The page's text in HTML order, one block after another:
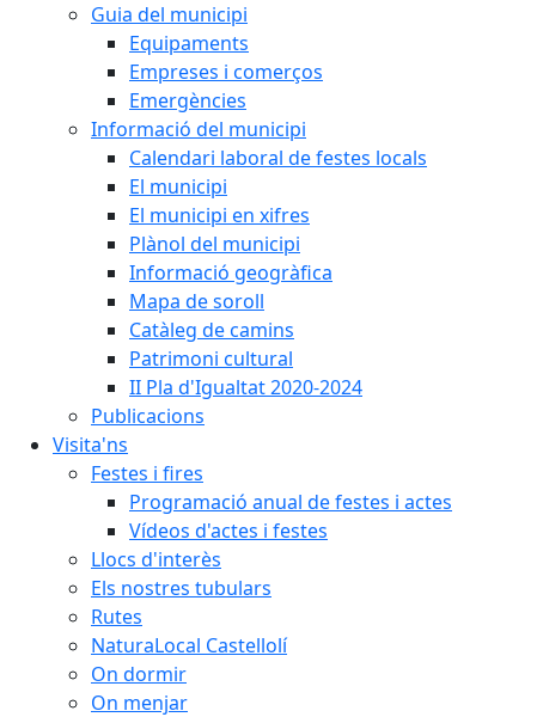
Guia del municipi
Equipaments
Empreses i comerços
Emergències
Informació del municipi
Calendari laboral de festes locals
El municipi
El municipi en xifres
Plànol del municipi
Informació geogràfica
Mapa de soroll
Catàleg de camins
Patrimoni cultural
II Pla d'Igualtat 2020-2024
Publicacions
Visita'ns
Festes i fires
Programació anual de festes i actes
Vídeos d'actes i festes
Llocs d'interès
Els nostres tubulars
Rutes
NaturaLocal Castellolí
On dormir
On menjar